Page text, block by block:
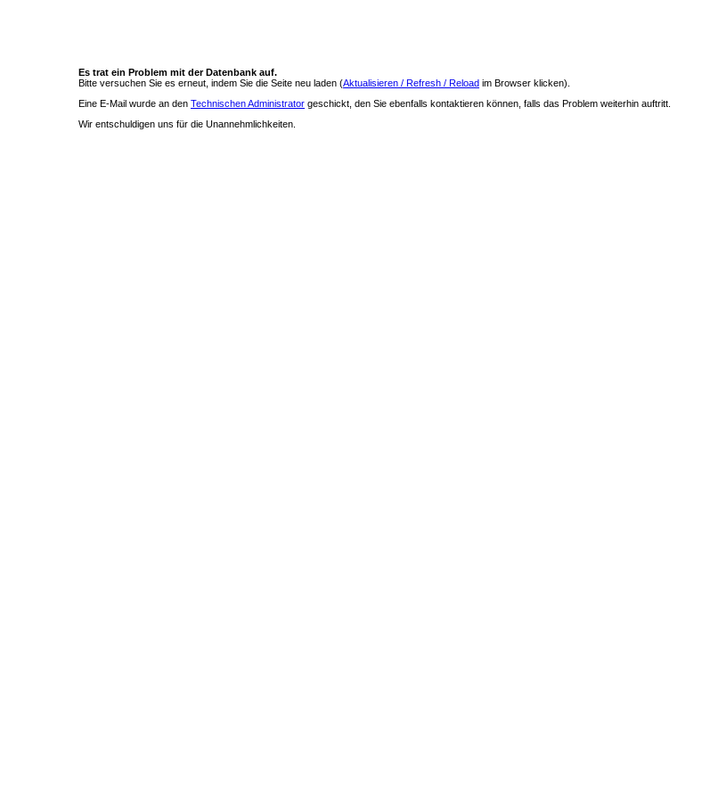
Es trat ein Problem mit der Datenbank auf.
Bitte versuchen Sie es erneut, indem Sie die Seite neu laden (Aktualisieren / Refresh / Reload im Browser klicken).
Eine E-Mail wurde an den Technischen Administrator geschickt, den Sie ebenfalls kontaktieren können, falls das Problem weiterhin auftritt.
Wir entschuldigen uns für die Unannehmlichkeiten.